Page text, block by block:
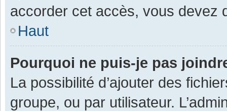
accorder cet accès, vous devez
Haut
Pourquoi ne puis-je pas
La possibilité d’ajouter des
groupe, ou par utilisateur.